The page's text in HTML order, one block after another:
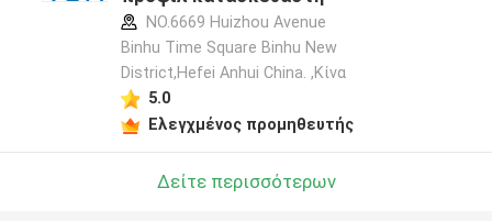
NO.6669 Huizhou Avenue
Binhu Time Square Binhu New
District,Hefei Anhui China. ,Κίνα
5.0
Ελεγχμένος προμηθευτής
Δείτε περισσότερων